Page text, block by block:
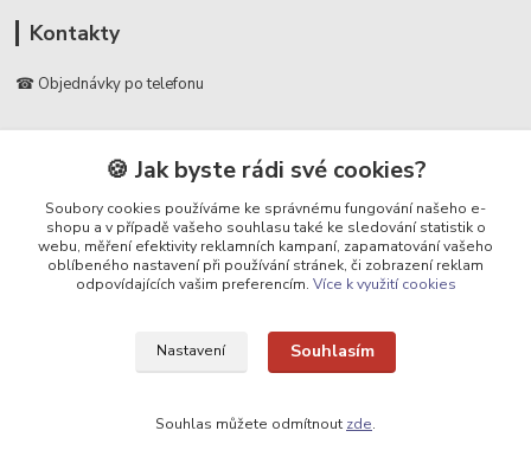
Kontakty
☎ Objednávky po telefonu
📞 728 007 997
⏰ Po - Pá | 7:00 - 13:30 |
info@repulse.cz
Upravit sběr cookies.
REPULSE s.r.o. | www.repulse.cz | 2015-2026 © Hradec Králové
🍪 Jak byste rádi své cookies?
Soubory cookies používáme ke správnému fungování našeho e-
shopu a v případě vašeho souhlasu také ke sledování statistik o
webu, měření efektivity reklamních kampaní, zapamatování vašeho
oblíbeného nastavení při používání stránek, či zobrazení reklam
odpovídajících vašim preferencím. Více k využití cookies
Nastavení Souhlasím
Souhlas můžete odmítnout zde.